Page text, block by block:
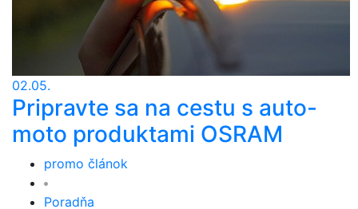
02.05.
Pripravte sa na cestu s auto-
moto produktami OSRAM
promo článok
Poradňa